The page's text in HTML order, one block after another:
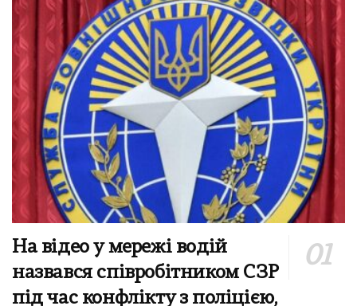
На відео у мережі водій
назвався співробітником СЗР
під час конфлікту з поліцією,